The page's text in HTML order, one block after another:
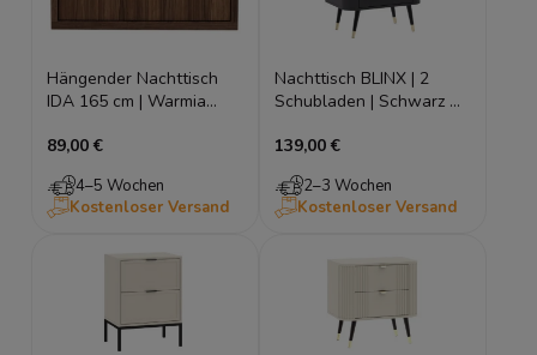
Hängender Nachttisch
IDA 165 cm | Warmia
Loft Design
89,00 €
4–5 Wochen
Kostenloser Versand
Nachttisch BLINX | 2
Schubladen | Schwarz &
139,00 €
2–3 Wochen
Kostenloser Versand